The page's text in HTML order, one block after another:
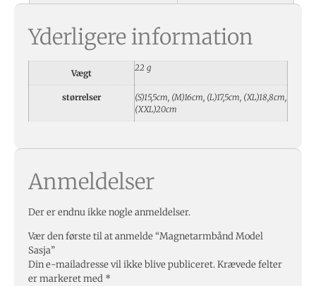
Yderligere information
Vægt
22 g
størrelser
(S)15,5cm, (M)16cm, (L)17,5cm, (XL)18,8cm,
(XXL)20cm
Anmeldelser
Der er endnu ikke nogle anmeldelser.
Vær den første til at anmelde “Magnetarmbånd Model
Sasja”
Din e-mailadresse vil ikke blive publiceret.Krævede felter
er markeret med *